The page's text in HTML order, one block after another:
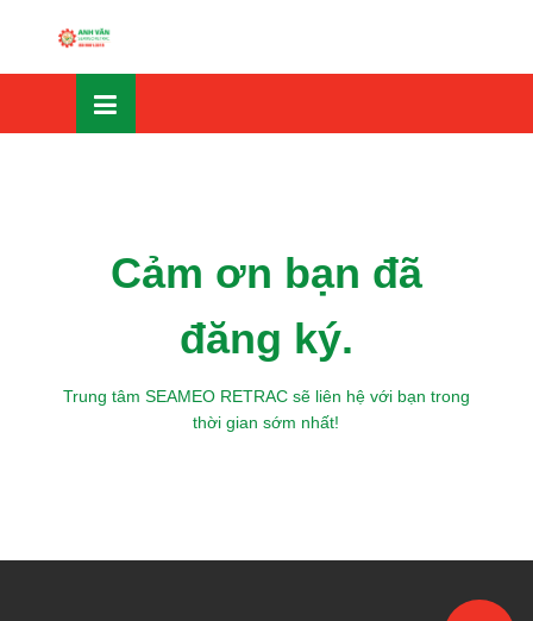
Cảm ơn bạn đã
đăng ký.
Trung tâm SEAMEO RETRAC sẽ liên hệ với bạn trong
thời gian sớm nhất!